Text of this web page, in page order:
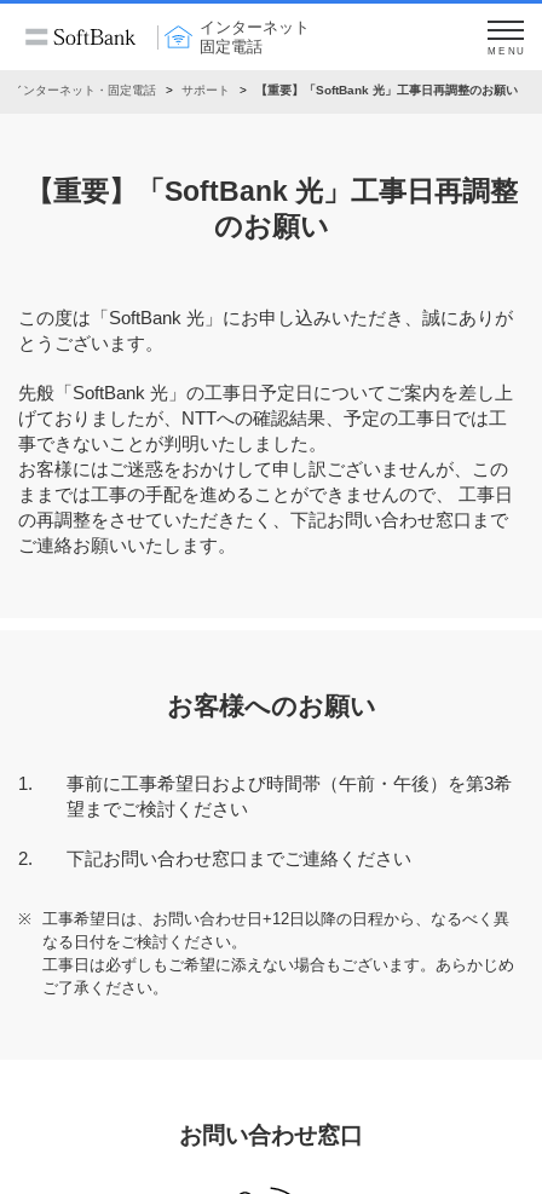
インターネット
固定電話
MENU
インターネット・固定電話 サポート 【重要】「SoftBank 光」工事日再調整のお願い
【重要】「SoftBank 光」工事日再調整
のお願い
この度は「SoftBank 光」にお申し込みいただき、誠にありが
とうございます。
先般「SoftBank 光」の工事日予定日についてご案内を差し上
げておりましたが、NTTへの確認結果、予定の工事日では工
事できないことが判明いたしました。
お客様にはご迷惑をおかけして申し訳ございませんが、この
ままでは工事の手配を進めることができませんので、
工事日
の再調整をさせていただきたく、下記お問い合わせ窓口まで
ご連絡お願いいたします。
お客様へのお願い
事前に工事希望日および時間帯（午前・午後）を第3希
望までご検討ください
下記お問い合わせ窓口までご連絡ください
※
工事希望日は、お問い合わせ日+12日以降の日程から、なるべく異
なる日付をご検討ください。
工事日は必ずしもご希望に添えない場合もございます。あらかじめ
ご了承ください。
お問い合わせ窓口